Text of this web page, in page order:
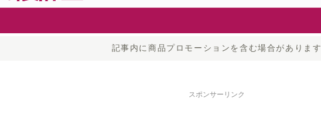
記事内に商品プロモーションを含む場合があります
スポンサーリンク